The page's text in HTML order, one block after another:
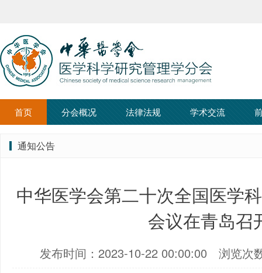
首页 分会概况 法律法规 学术交流
通知公告
中华医学会第二十次全国医学
会议在青岛召
发布时间：2023-10-22 00:00:00 浏览次